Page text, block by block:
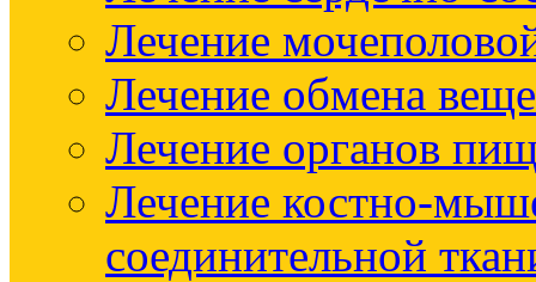
Лечение
Лечение обмена
Лечение органов
Лечение костно-
соединительной